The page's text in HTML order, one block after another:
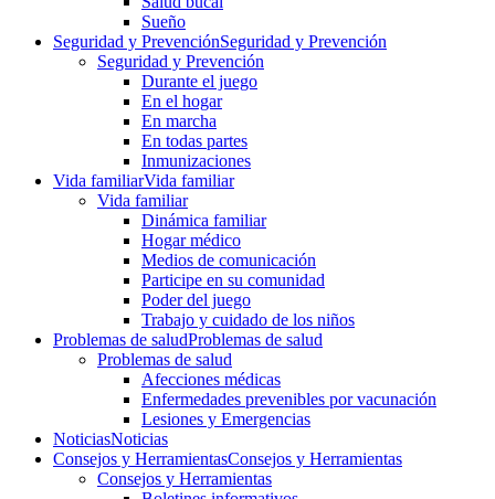
Sueño
Seguridad y PrevenciónSeguridad y Prevención
Seguridad y Prevención
Durante el juego
En el hogar
En marcha
En todas partes
Inmunizaciones
Vida familiarVida familiar
Vida familiar
Dinámica familiar
Hogar médico
Medios de comunicación
Participe en su comunidad
Poder del juego
Trabajo y cuidado de los niños
Problemas de saludProblemas de salud
Problemas de salud
Afecciones médicas
Enfermedades prevenibles por vacunación
Lesiones y Emergencias
NoticiasNoticias
Consejos y HerramientasConsejos y Herramientas
Consejos y Herramientas